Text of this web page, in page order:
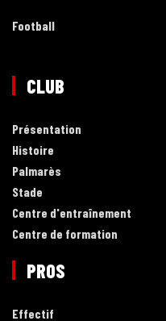
Football
CLUB
Présentation
Histoire
Palmarès
Stade
Centre d'entraînement
Centre de formation
PROS
Effectif